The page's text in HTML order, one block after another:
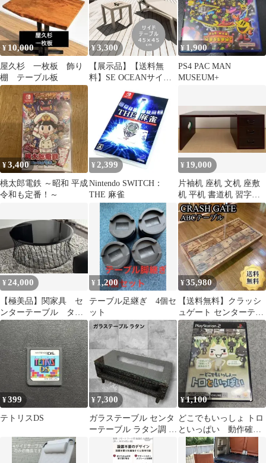
ラス天板 北欧 スタイル
センター ロー #98941
¥10,000
屋久杉 一枚板 飾り
棚 テーブル板
¥3,300
【展示品】【送料無
料】SE OCEANサイド
テーブル 45×45
¥ 1,900
PS4 PAC MAN
MUSEUM+
¥3,400
桃太郎電鉄 ～昭和 平成
令和も定番！～
¥ 2,399
Nintendo SWITCH：
THE 麻雀
¥ 19,000
片袖机 座机 文机 座敷
机 平机 書道机 習字机
収納箱 和風家具 昭和レ
トロ
¥ 24,000
【極美品】関家具 セ
ンターテーブル タン
ブル ブラック 家
具 テーブル
¥ 1,200
テーブル足継ぎ 4個セ
ット
¥35,980
【送料無料】クラッシ
ュゲート センターテー
ブル ABCテーブル アル
ファベット
¥399
テトリスDS
¥ 7,300
ガラステーブル センタ
ーテーブル ラタン調 ブ
ラック ローテーブル
¥1,100
どこでもいっしょ トロ
といっぱい 動作確認
済